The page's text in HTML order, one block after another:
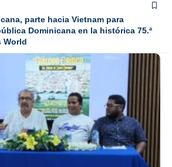
parte hacia Vietnam para
Dominicana en la histórica 75.ª
World